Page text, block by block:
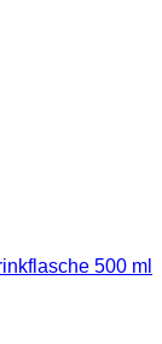
500 ml